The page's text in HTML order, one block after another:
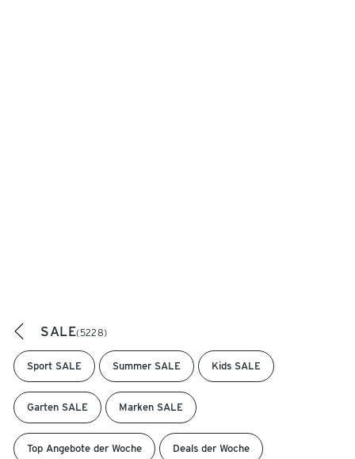
SALE(5228)
Sport SALE Summer SALE Kids SALE
Garten SALE Marken SALE
Top Angebote der Woche Deals der Woche